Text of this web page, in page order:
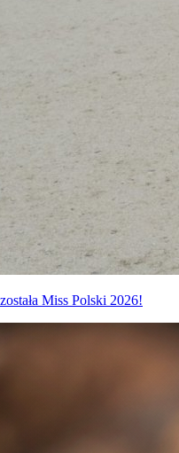
Miss Polski 2026!